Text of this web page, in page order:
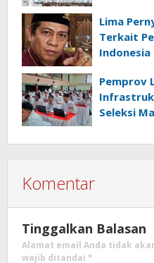
Lima
Terkait
Indonesia
Pemprov
Seleksi
Komentar
Tinggalkan Balasan
Alamat email Anda tidak
wajib ditandai *